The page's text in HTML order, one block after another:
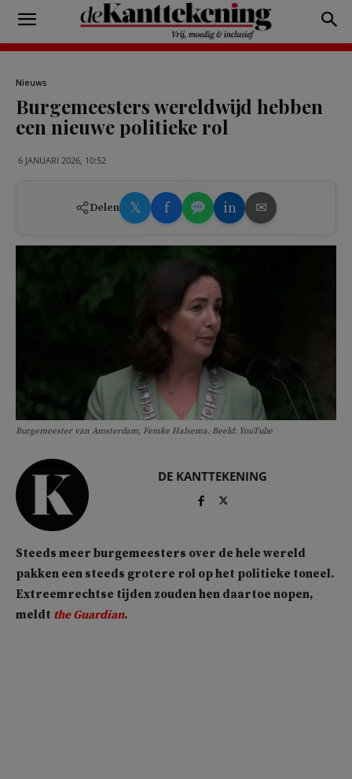
Nieuws
Burgemeesters wereldwijd hebben
een nieuwe politieke rol
6 JANUARI 2026, 10:52
Delen 𝕏 f in ✉
Burgemeester van Amsterdam, Femke Halsema. Beeld: YouTube
DE KANTTEKENING
Steeds meer burgemeesters over de hele wereld
pakken een steeds grotere rol op het politieke toneel.
Extreemrechtse tijden zouden hen daartoe nopen,
meldt the Guardian.